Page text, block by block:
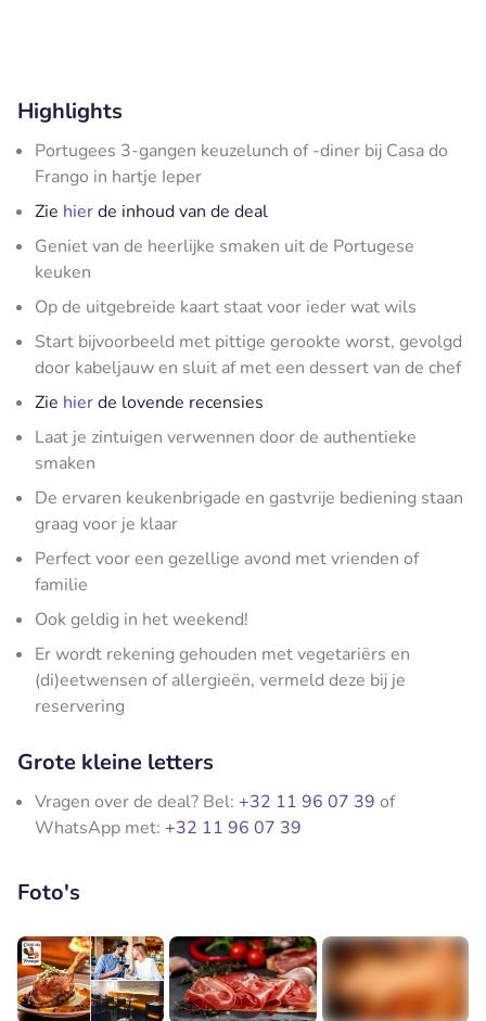
Highlights
Portugees 3-gangen keuzelunch of -diner bij Casa do
Frango in hartje Ieper
Zie hierde inhoud van de deal
Geniet van de heerlijke smaken uit de Portugese
keuken
Op de uitgebreide kaart staat voor ieder wat wils
Start bijvoorbeeld met pittige gerookte worst, gevolgd
door kabeljauw en sluit af met een dessert van de chef
Zie hierde lovende recensies
Laat je zintuigen verwennen door de authentieke
smaken
De ervaren keukenbrigade en gastvrije bediening staan
graag voor je klaar
Perfect voor een gezellige avond met vrienden of
familie
Ook geldig in het weekend!
Er wordt rekening gehouden met vegetariërs en
(di)eetwensen of allergieën, vermeld deze bij je
reservering
Grote kleine letters
Vragen over de deal? Bel: +32 11 96 07 39 of
WhatsApp met: +32 11 96 07 39
Foto's